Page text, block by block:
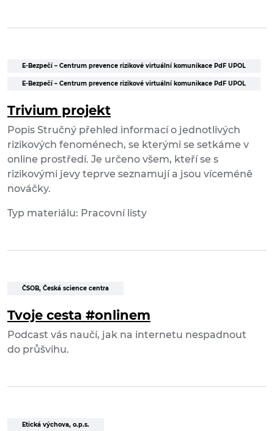
E-Bezpečí – Centrum prevence rizikové virtuální komunikace PdF UPOL
E-Bezpečí – Centrum prevence rizikové virtuální komunikace PdF UPOL
Trivium projekt
Popis Stručný přehled informací o jednotlivých
rizikových fenoménech, se kterými se setkáme v
online prostředí. Je určeno všem, kteří se s
rizikovými jevy teprve seznamují a jsou víceméně
nováčky.
Typ materiálu: Pracovní listy
ČSOB, Česká science centra
Tvoje cesta #onlinem
Podcast vás naučí, jak na internetu nespadnout
do průšvihu.
Etická výchova, o.p.s.